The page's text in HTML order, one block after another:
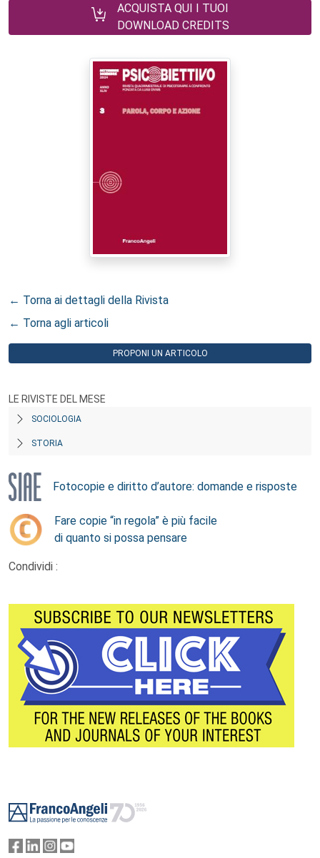
ACQUISTA QUI I TUOI
DOWNLOAD CREDITS
← Torna ai dettagli della Rivista
← Torna agli articoli
PROPONI UN ARTICOLO
LE RIVISTE DEL MESE
SOCIOLOGIA
STORIA
Fotocopie e diritto d’autore: domande e risposte
Fare copie “in regola” è più facile
di quanto si possa pensare
Condividi :